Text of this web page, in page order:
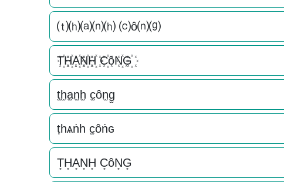
⒯⒣⒜⒩⒣ ⒞ô⒩⒢
T꙰H꙰A꙰N꙰H꙰ C꙰ôN꙰G꙰
t̫h̫a̫n̫h̫ c̫ôn̫g̫
ṭһѧṅһ c̫ôṅɢ
T͙H͙A͙N͙H͙ C͙ôN͙G͙